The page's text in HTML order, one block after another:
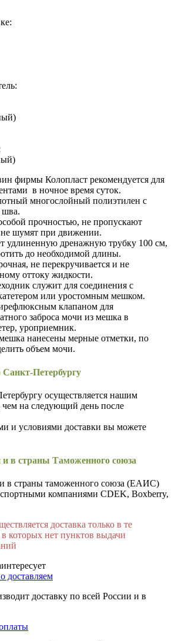
фирмы Колопласт рекомендуется для
в ночное время суток.
многослойный полиэтилен с
шва.
прочностью, не пропускают
шумят при движении.
удлиненную дренажную трубку 100 см,
до необходимой длины.
не перекручивается и не
оттоку жидкости.
служит для соединения с
или уростомным мешком.
клапаном для
заброса мочи из мешка в
уроприемник.
нанесены мерные отметки, по
объем мочи.
Санкт-Петербургу
осуществляется нашим
на следующий день после
и условиями доставки вы можете
и в страны Таможенного союза
в страны таможенного союза (ЕАИС)
компаниями CDEK, Boxberry,
доставка только в те
которых нет пунктов выдачи
доставляем
доставку по всей России и в